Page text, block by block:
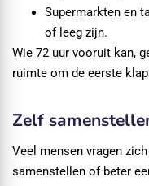
Supermarkten en
of leeg zijn.
Wie 72 uur vooruit kan,
ruimte om de eerste
Zelf
Veel mensen vragen
samenstellen of beter